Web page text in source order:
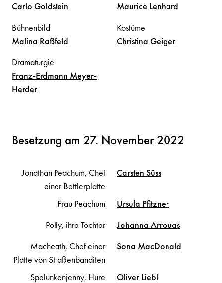
Carlo Goldstein
Maurice Lenhard
Bühnenbild
Malina Raßfeld
Kostüme
Christina Geiger
Dramaturgie
Franz-Erdmann Meyer-
Herder
Besetzung am 27. November 2022
Jonathan Peachum, Chef
einer Bettlerplatte
Carsten Süss
Frau Peachum Ursula Pfitzner
Polly, ihre Tochter
Johanna Arrouas
Macheath, Chef einer
Platte von Straßenbanditen
Sona MacDonald
Spelunkenjenny, Hure Oliver Liebl